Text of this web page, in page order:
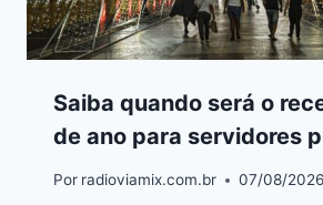
Saiba quando será o
de ano para servidores
Por radioviamix.com.br 07/08/2026